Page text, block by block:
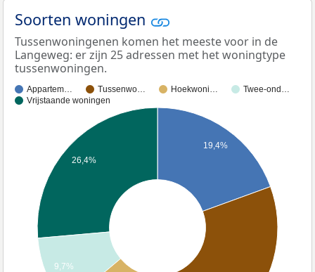
Soorten woningen
Tussenwoningenen komen het meeste voor in de
Langeweg: er zijn 25 adressen met het woningtype
tussenwoningen.
Appartem… Tussenwo… Hoekwoni…
Twee-ond…
Vrijstaande woningen
19,4%
26,4%
9,7%